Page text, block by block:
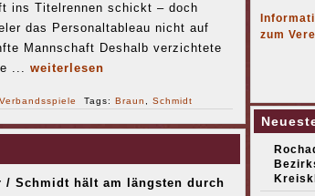
ins Titelrennen schickt – doch
das Personaltableau nicht auf
Mannschaft Deshalb verzichtete
... weiterlesen
Verbandsspiele Tags: Braun Schmidt
Schmidt hält am längsten durch
zum